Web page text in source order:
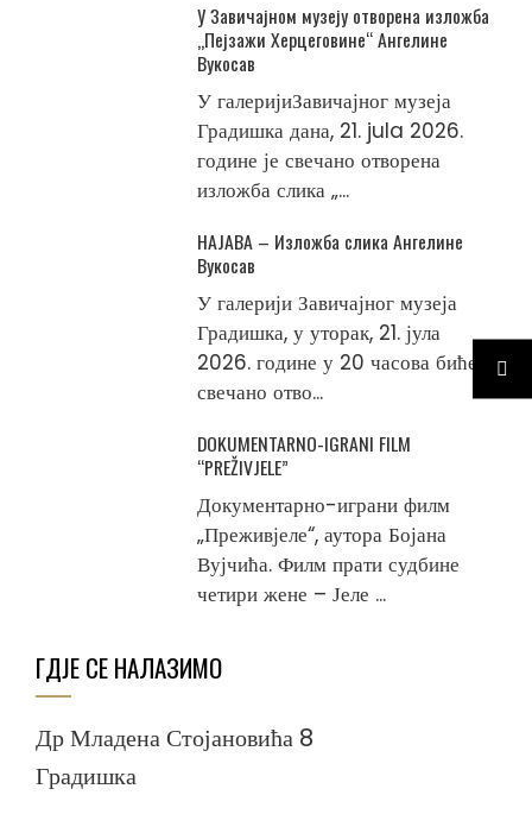
У Завичајном музеју отворена изложба
„Пејзажи Херцеговине“ Ангелине
Вукосав
У галеријиЗавичајног музеја
Градишка дана, 21. jula 2026.
године је свечано отворена
изложба слика „...
НАЈАВА – Изложба слика Ангелине
Вукосав
У галерији Завичајног музеја
Градишка, у уторак, 21. јула
2026. године у 20 часова биће
свечано отво...
DOKUMENTARNO-IGRANI FILM
“PREŽIVJELE”
Документарно-играни филм
„Преживјеле“, аутора Бојана
Вујчића. Филм прати судбине
четири жене – Јеле ...
ГДЈЕ СЕ НАЛАЗИМО
Др Младена Стојановића 8
Градишка